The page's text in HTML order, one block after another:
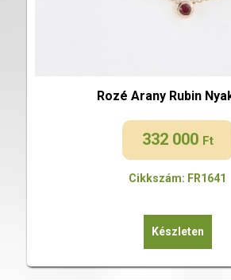
Rozé Arany Rubin
332 000 Ft
Cikkszám: FR1641
Készleten